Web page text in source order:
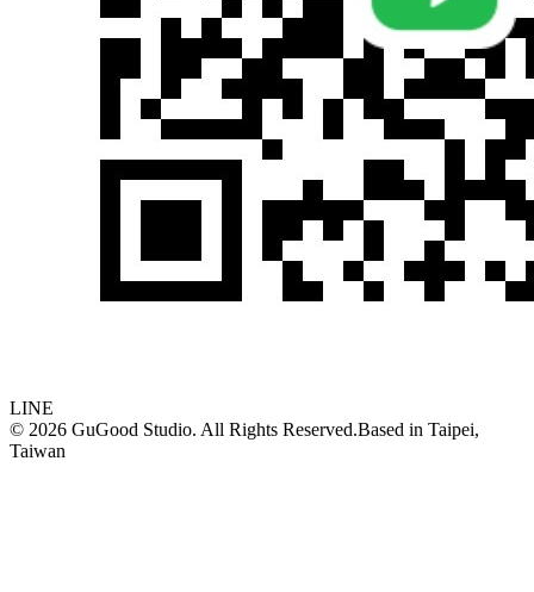
LINE
© 2026 GuGood Studio. All Rights Reserved.Based in Taipei,
Taiwan